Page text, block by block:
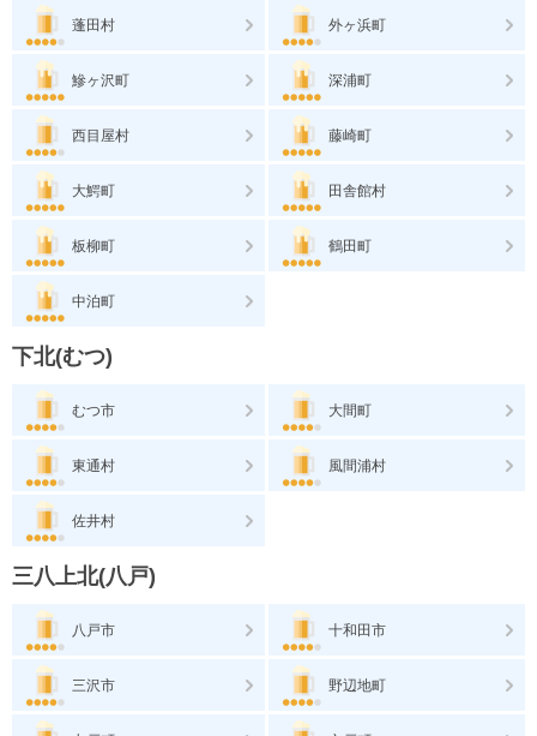
蓬田村 外ヶ浜町
鰺ヶ沢町 深浦町
西目屋村 藤崎町
大鰐町 田舎館村
板柳町 鶴田町
中泊町
下北(むつ)
むつ市 大間町
東通村 風間浦村
佐井村
三八上北(八戸)
八戸市 十和田市
三沢市 野辺地町